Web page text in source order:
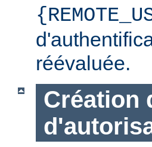
réévaluée.
Création